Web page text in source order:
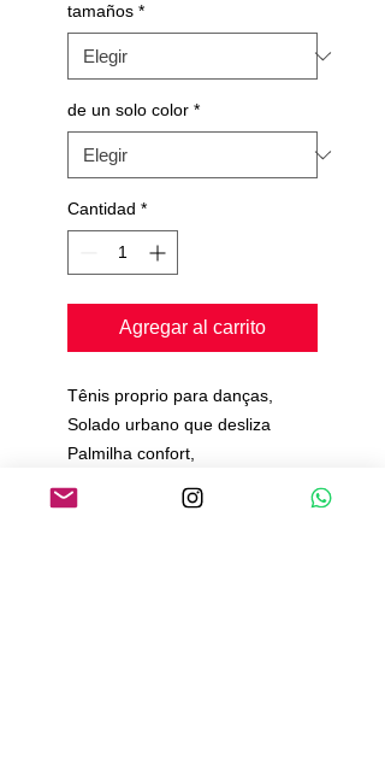
tamaños *
de un solo color *
Cantidad *
Agregar al carrito
Tênis proprio para danças,
Solado urbano que desliza
Palmilha confort,
Se quiser que fique mais solto